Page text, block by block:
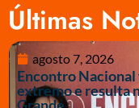
Últimas
agosto 7, 2026
Encontro
extremo e resulta